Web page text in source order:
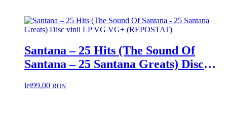
Santana – 25 Hits (The Sound Of
Santana – 25 Santana Greats) Disc
lei99,00 RON